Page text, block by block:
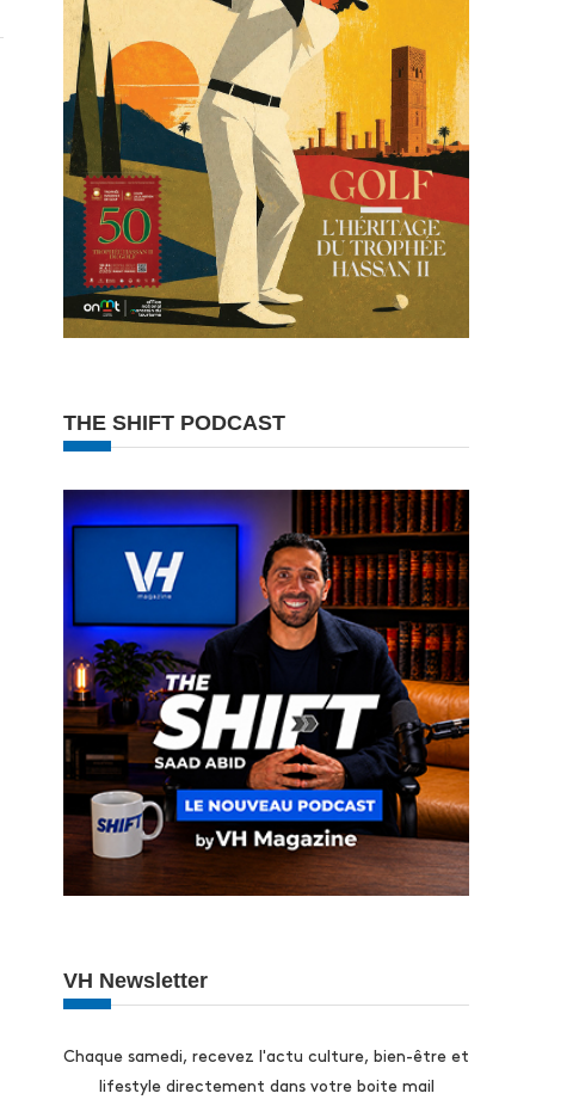
THE SHIFT PODCAST
VH Newsletter
Chaque samedi, recevez l'actu culture, bien-être et
lifestyle directement dans votre boite mail